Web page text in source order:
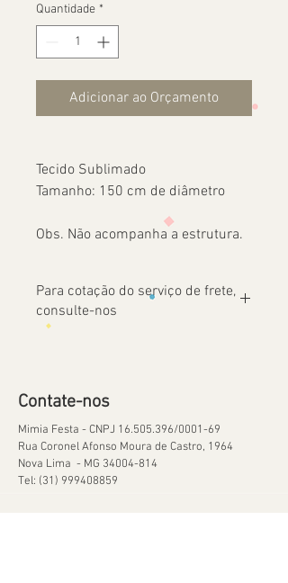
Quantidade *
Adicionar ao Orçamento
Tecido Sublimado
Tamanho: 150 cm de diâmetro
Obs. Não acompanha a estrutura.
Para cotação do serviço de frete,
consulte-nos
Contate-nos
Mimia Festa - CNPJ 16.505.396/0001-69
Rua Coronel Afonso Moura de Castro, 1964
Nova Lima - MG 34004-814
Tel: (31) 999408859